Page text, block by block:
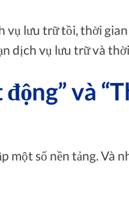
vụ lưu trữ tồi, thời
dịch vụ lưu trữ và
và
số nền tảng. Và